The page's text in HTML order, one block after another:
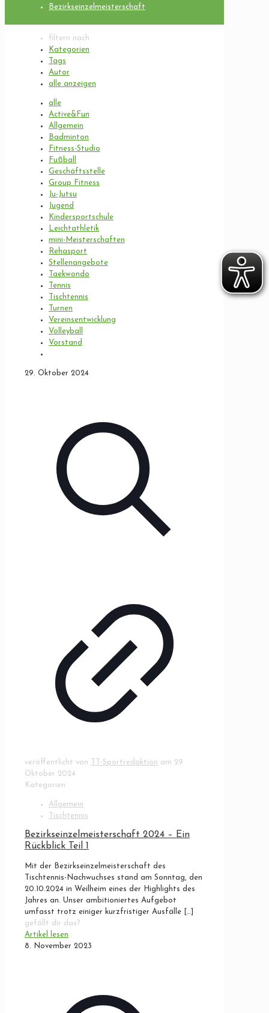
Bezirkseinzelmeisterschaft
filtern nach
Kategorien
Tags
Autor
alle anzeigen
alle
Active&Fun
Allgemein
Badminton
Fitness-Studio
Fußball
Geschäftsstelle
Group Fitness
Ju-Jutsu
Jugend
Kindersportschule
Leichtathletik
mini-Meisterschaften
Rehasport
Stellenangebote
Taekwondo
Tennis
Tischtennis
Turnen
Vereinsentwicklung
Volleyball
Vorstand
29. Oktober 2024
veröffentlicht von TT-Sportredaktion am 29.
Oktober 2024
Kategorien
Allgemein
Tischtennis
Bezirkseinzelmeisterschaft 2024 – Ein
Rückblick Teil 1
Mit der Bezirkseinzelmeisterschaft des
Tischtennis-Nachwuchses stand am Sonntag, den
20.10.2024 in Weilheim eines der Highlights des
Jahres an. Unser ambitioniertes Aufgebot
umfasst trotz einiger kurzfristiger Ausfälle […]
gefällt dir das?
Artikel lesen
8. November 2023